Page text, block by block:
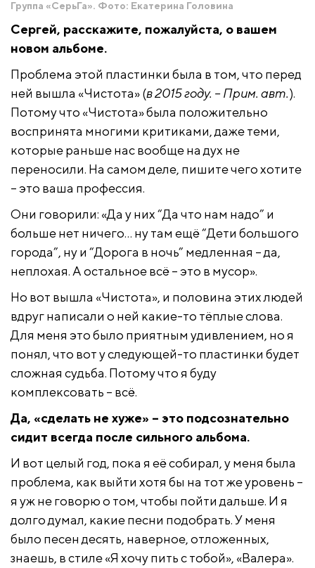
Группа «СерьГа». Фото: Екатерина Головина
Сергей, расскажите, пожалуйста, о вашем
новом альбоме.
Проблема этой пластинки была в том, что перед
ней вышла «Чистота» (в 2015 году. – Прим. авт.).
Потому что «Чистота» была положительно
воспринята многими критиками, даже теми,
которые раньше нас вообще на дух не
переносили. На самом деле, пишите чего хотите
– это ваша профессия.
Они говорили: «Да у них “Да что нам надо” и
больше нет ничего… ну там ещё “Дети большого
города”, ну и “Дорога в ночь” медленная – да,
неплохая. А остальное всё – это в мусор».
Но вот вышла «Чистота», и половина этих людей
вдруг написали о ней какие-то тёплые слова.
Для меня это было приятным удивлением, но я
понял, что вот у следующей-то пластинки будет
сложная судьба. Потому что я буду
комплексовать – всё.
Да, «сделать не хуже» – это подсознательно
сидит всегда после сильного альбома.
И вот целый год, пока я её собирал, у меня была
проблема, как выйти хотя бы на тот же уровень –
я уж не говорю о том, чтобы пойти дальше. И я
долго думал, какие песни подобрать. У меня
было песен десять, наверное, отложенных,
знаешь, в стиле «Я хочу пить с тобой», «Валера».